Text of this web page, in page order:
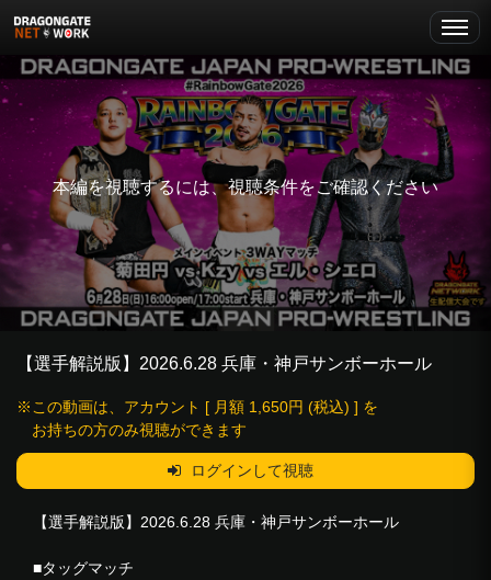
本編を視聴するには、視聴条件をご確認ください
【選手解説版】2026.6.28 兵庫・神戸サンボーホール
※この動画は、アカウント [ 月額 1,650円 (税込) ] を
お持ちの方のみ視聴ができます
ログインして視聴
【選手解説版】2026.6.28 兵庫・神戸サンボーホール
■タッグマッチ